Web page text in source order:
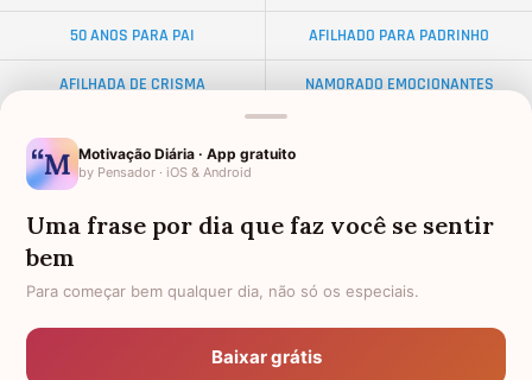
50 ANOS PARA PAI AFILHADO PARA PADRINHO
AFILHADA DE CRISMA NAMORADO EMOCIONANTES
EX-SOGRO
AFILHADO PARA MADRINHA PALAVRAS
FEMININAS TEXTO PARA AMIGA
Motivação Diária · App gratuito
by Pensador · iOS & Android
Uma frase por dia que faz você se sentir
bem
Para começar bem qualquer dia, não só os especiais.
Baixar grátis